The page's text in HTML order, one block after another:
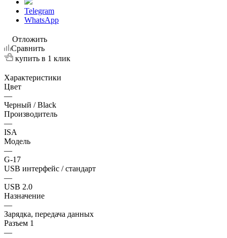
Telegram
WhatsApp
Отложить
Сравнить
купить в 1 клик
Характеристики
Цвет
—
Черный / Black
Производитель
—
ISA
Модель
—
G-17
USB интерфейс / стандарт
—
USB 2.0
Назначение
—
Зарядка, передача данных
Разъем 1
—